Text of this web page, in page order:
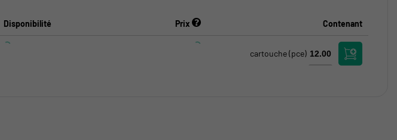
Disponibilité Prix Contenant
cartouche(pce)